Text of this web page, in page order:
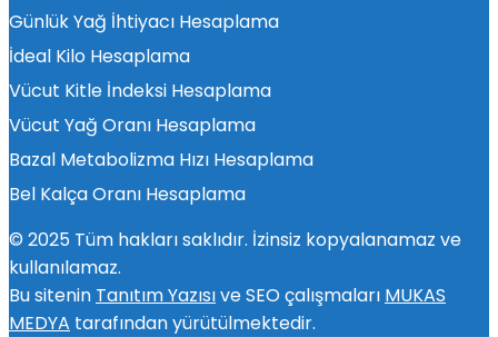
Günlük Yağ İhtiyacı Hesaplama
İdeal Kilo Hesaplama
Vücut Kitle İndeksi Hesaplama
Vücut Yağ Oranı Hesaplama
Bazal Metabolizma Hızı Hesaplama
Bel Kalça Oranı Hesaplama
© 2025 Tüm hakları saklıdır. İzinsiz kopyalanamaz ve
kullanılamaz.
Bu sitenin Tanıtım Yazısıve SEO çalışmaları MUKAS
MEDYA tarafından yürütülmektedir.